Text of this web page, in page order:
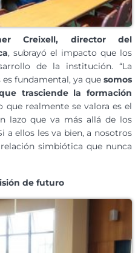
Creixell, director del
, subrayó el impacto que los
de la institución. “La
fundamental, ya que somos
trasciende la formación
que realmente se valora es el
lazo que va más allá de los
a ellos les va bien, a nosotros
simbiótica que nunca
de futuro